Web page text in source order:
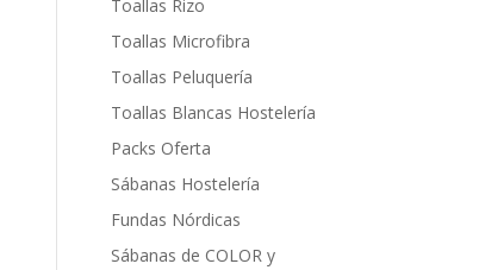
Toallas Rizo
Toallas Microfibra
Toallas Peluquería
Toallas Blancas Hostelería
Packs Oferta
Sábanas Hostelería
Fundas Nórdicas
Sábanas de COLOR y